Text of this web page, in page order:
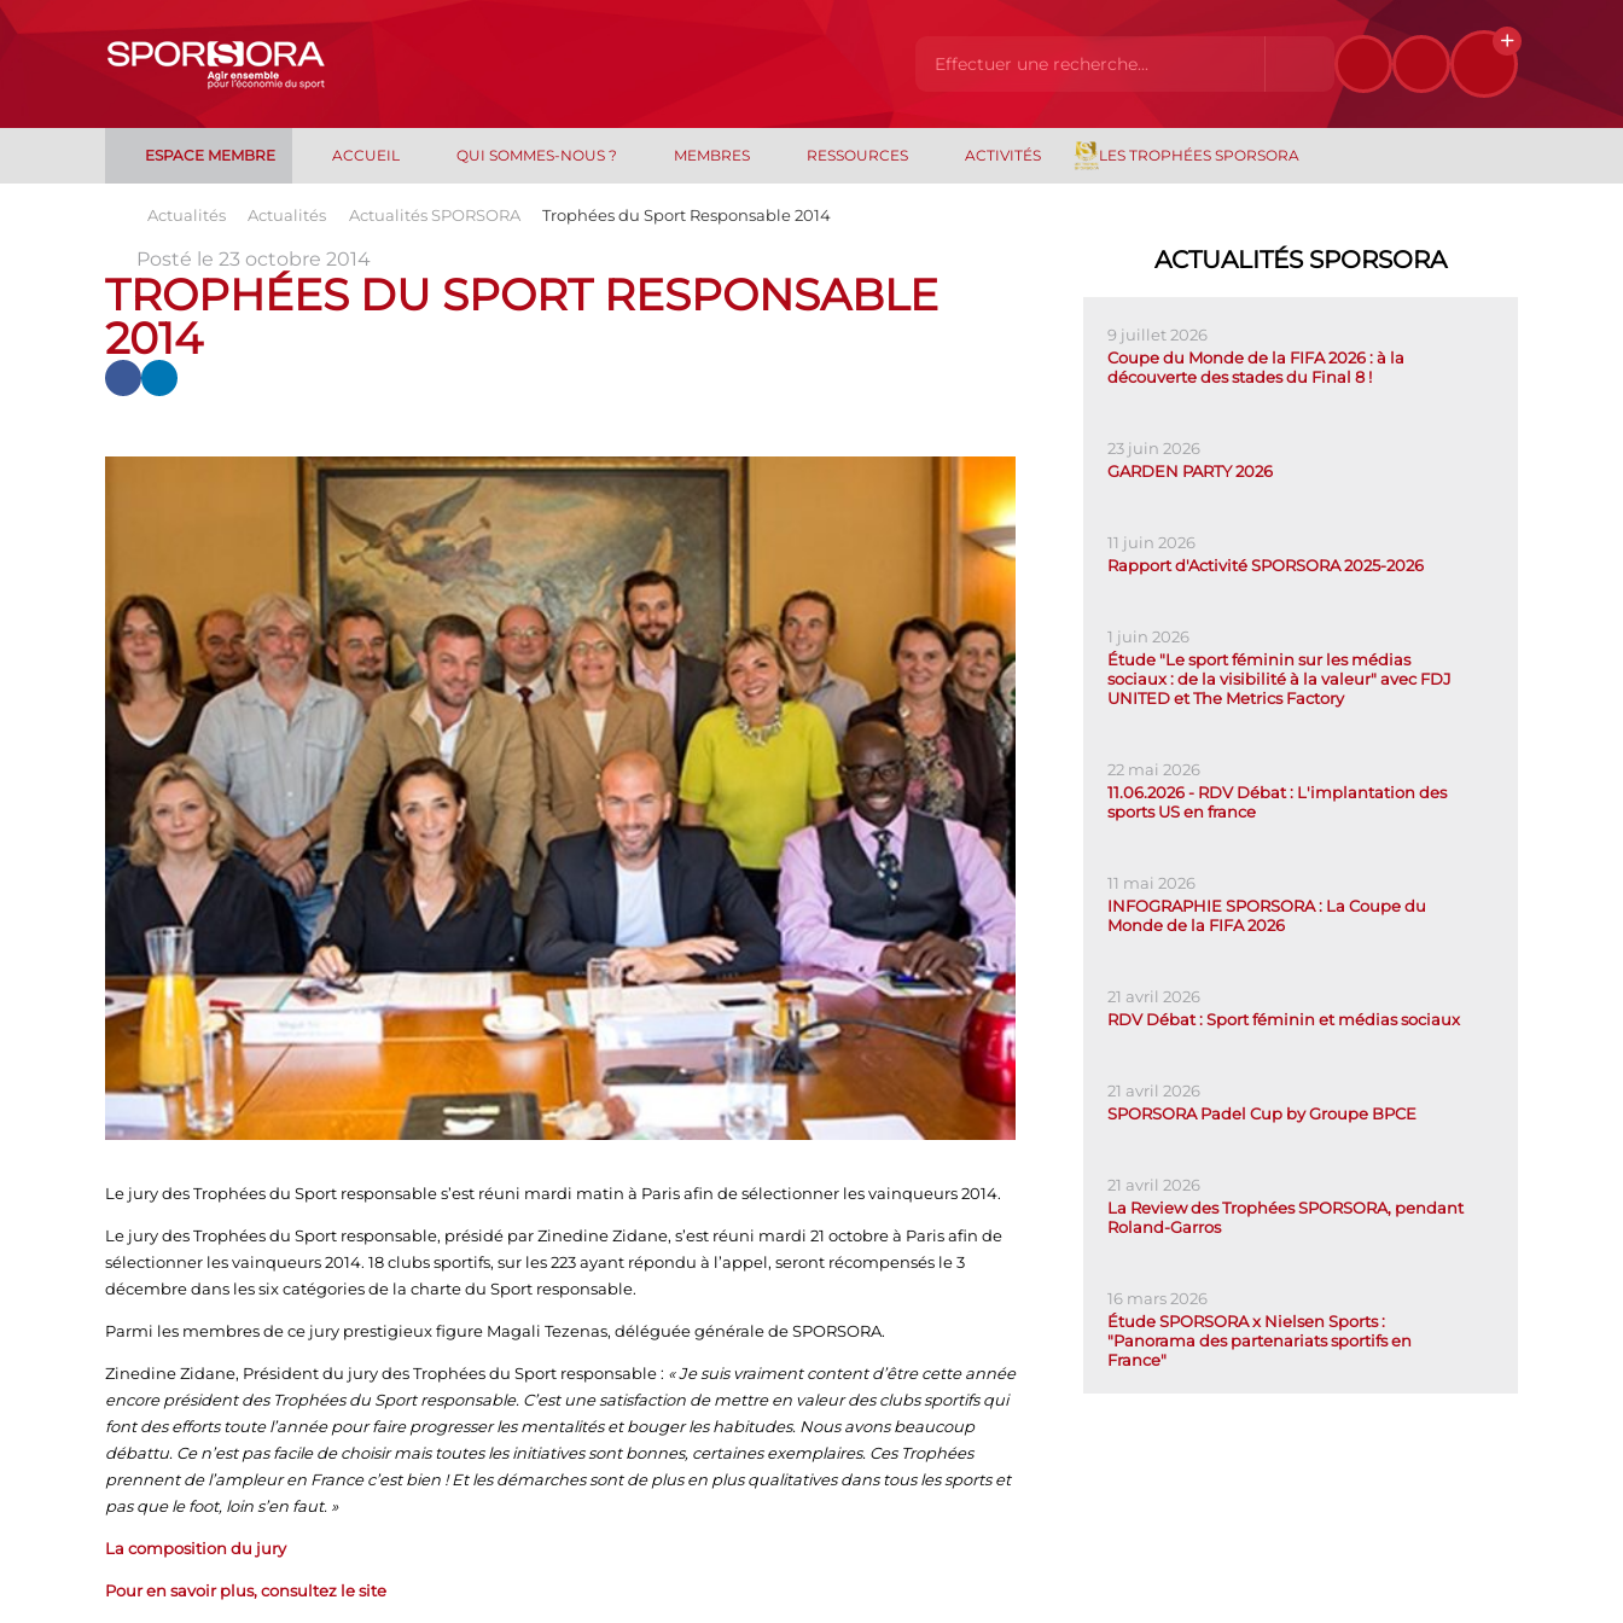
ESPACE MEMBRE ACCUEIL QUI SOMMES-NOUS ? MEMBRES RESSOURCES ACTIVITÉS LES TROPHÉES SPORSORA
Actualités Actualités Actualités SPORSORA Trophées du Sport Responsable 2014
Posté le 23 octobre 2014
TROPHÉES DU SPORT RESPONSABLE
2014
Le jury des Trophées du Sport responsable s’est réuni mardi matin à Paris afin de sélectionner les vainqueurs 2014.
Le jury des Trophées du Sport responsable, présidé par Zinedine Zidane, s’est réuni mardi 21 octobre à Paris afin de
sélectionner les vainqueurs 2014. 18 clubs sportifs, sur les 223 ayant répondu à l’appel, seront récompensés le 3
décembre dans les six catégories de la charte du Sport responsable.
Parmi les membres de ce jury prestigieux figure Magali Tezenas, déléguée générale de SPORSORA.
Zinedine Zidane, Président du jury des Trophées du Sport responsable : « Je suis vraiment content d’être cette année
encore président des Trophées du Sport responsable. C’est une satisfaction de mettre en valeur des clubs sportifs qui
font des efforts toute l’année pour faire progresser les mentalités et bouger les habitudes. Nous avons beaucoup
débattu. Ce n’est pas facile de choisir mais toutes les initiatives sont bonnes, certaines exemplaires. Ces Trophées
prennent de l’ampleur en France c’est bien ! Et les démarches sont de plus en plus qualitatives dans tous les sports et
pas que le foot, loin s’en faut. »
La composition du jury
Pour en savoir plus, consultez le site
ACTUALITÉS SPORSORA
9 juillet 2026
Coupe du Monde de la FIFA 2026 : à la
découverte des stades du Final 8 !
23 juin 2026
GARDEN PARTY 2026
11 juin 2026
Rapport d'Activité SPORSORA 2025-2026
1 juin 2026
Étude "Le sport féminin sur les médias
sociaux : de la visibilité à la valeur" avec FDJ
UNITED et The Metrics Factory
22 mai 2026
11.06.2026 - RDV Débat : L'implantation des
sports US en france
11 mai 2026
INFOGRAPHIE SPORSORA : La Coupe du
Monde de la FIFA 2026
21 avril 2026
RDV Débat : Sport féminin et médias sociaux
21 avril 2026
SPORSORA Padel Cup by Groupe BPCE
21 avril 2026
La Review des Trophées SPORSORA, pendant
Roland-Garros
16 mars 2026
Étude SPORSORA x Nielsen Sports :
"Panorama des partenariats sportifs en
France"